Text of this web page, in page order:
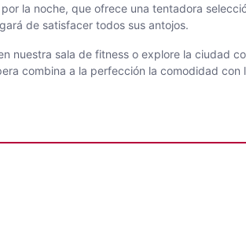
la noche, que ofrece una tentadora
de satisfacer todos sus antojos.
nuestra sala de fitness o explore la ciudad
combina a la perfección la comodidad